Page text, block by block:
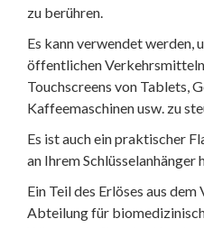
zu berühren.
Es kann verwendet werden,
öffentlichen
Touchscreens von Tablets,
Kaffeemaschinen usw. zu
Es ist auch ein praktischer
an Ihrem Schlüsselanhänger
Ein Teil des Erlöses aus
Abteilung für